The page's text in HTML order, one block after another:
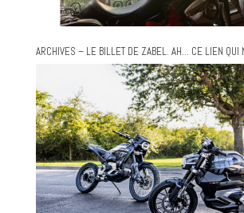
ARCHIVES – LE BILLET DE ZABEL. AH… CE LIEN QUI